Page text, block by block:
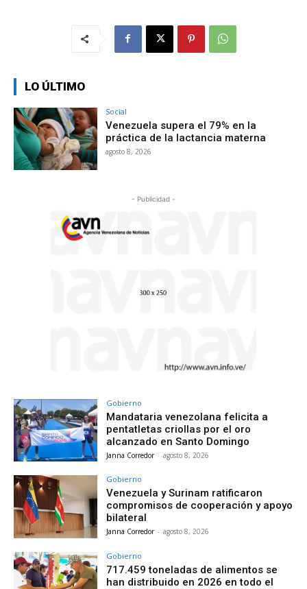
LO ÚLTIMO
Social
Venezuela supera el 79% en la
práctica de la lactancia materna
agosto 8, 2026
- Publicidad -
Gobierno
Mandataria venezolana felicita a
pentatletas criollas por el oro
alcanzado en Santo Domingo
Janna Corredor - agosto 8, 2026
Gobierno
Venezuela y Surinam ratificaron
compromisos de cooperación y apoyo
bilateral
Janna Corredor - agosto 8, 2026
Gobierno
717.459 toneladas de alimentos se
han distribuido en 2026 en todo el